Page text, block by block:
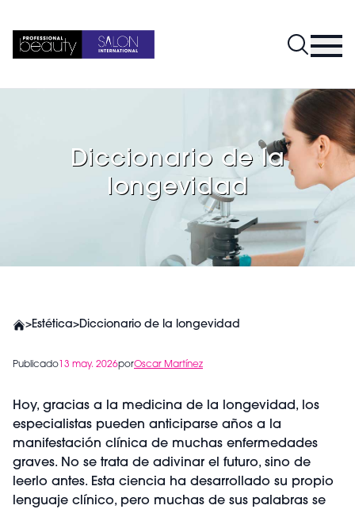
Diccionario de la
longevidad
>Estética>Diccionario de la longevidad
Publicado 13 may. 2026porOscar Martínez
Hoy, gracias a la medicina de la longevidad, los
especialistas pueden anticiparse años a la
manifestación clínica de muchas enfermedades
graves. No se trata de adivinar el futuro, sino de
leerlo antes. Esta ciencia ha desarrollado su propio
lenguaje clínico, pero muchas de sus palabras se